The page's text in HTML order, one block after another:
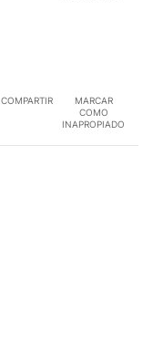
COMPARTIR
MARCAR
COMO
INAPROPIADO